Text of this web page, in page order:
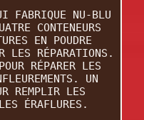
FABRIQUE NU-BLU
CONTENEURS
EN POUDRE
LES RÉPARATIONS.
RÉPARER LES
UN
REMPLIR LES
ÉRAFLURES.